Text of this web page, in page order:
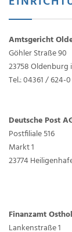
Amtsgericht
Göhler Straße 90
23758 Oldenburg
Tel.: 04361 / 624-0
Deutsche Post
Postfiliale 516
Markt 1
23774
Finanzamt
Lankenstraße 1